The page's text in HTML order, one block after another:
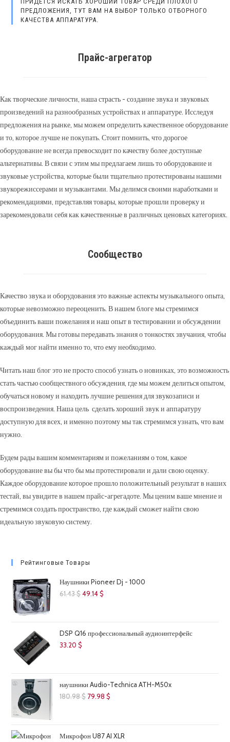
ПРЕДЛОЖЕНИЯ, ТУТ ВАМ НА ВЫБОР ТОЛЬКО ОТБОРНОГО
КАЧЕСТВА АППАРАТУРА.
Прайс-агрегатор
Как творческие личности, наша страсть - создание звука и звуковых
произведений на разнообразных устройствах и аппаратуре. Исследуя
предложения на рынке, мы можем определить качественное оборудование
и то, которое лучше не покупать. Стоит помнить, что дорогое
оборудование не всегда превосходит по качеству более доступные
альтернативы. В связи с этим мы предлагаем лишь то оборудование и
звуковые устройства, которые были тщательно протестированы нашими
звукорежиссерами и музыкантами. Мы делимся своими наработками и
рекомендациями, представляя товары, которые прошли проверку и
зарекомендовали себя как качественные в различных ценовых категориях.
Сообщество
Качество звука и оборудования это важные аспекты музыкального опыта,
которые невозможно переоценить. В нашем блоге мы стремимся
объединить ваши пожелания и наш опыт в тестировании и обсуждении
оборудования. Мы готовы передавать знания о тонкостях звучания, чтобы
каждый мог найти именно то, что ему необходимо.
Читать наш блог это не просто способ узнать о новинках, это возможность
стать частью сообществного обсуждения, где мы можем делиться опытом,
обучаться новому и находить лучшие решения для звукозаписи и
воспроизведения. Наша цель сделать хороший звук и аппаратуру
доступную для всех, и именно поэтому мы так стремимся узнать, что вам
нужно.
Будем рады вашим комментариям и пожеланиям о том, какое
оборудование вы бы что бы мы протестировали и дали свою оценку.
Каждое оборудование которое прошло положительный результат в наших
тестай, вы увидите в нашем прайс-агрегадоте. Мы ценим ваше мнение и
стремимся создать пространство, где каждый сможет найти свою
идеальную звуковую систему.
Рейтинговые Товары
Наушники Pioneer Dj - 1000
61.43$Первоначальная
61.43 $.
49.14$
DSP Q16 профессиональный аудиоинтерфейс
33.20$
наушники Audio-Technica ATH-M50x
180.98$ Первоначальная
180.98 $.
79.98$
Микрофон U87 AI XLR